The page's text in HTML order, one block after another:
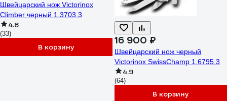
Швейцарский нож Victorinox
Climber черный 1.3703.3
4.8
(33)
В корзину
16 900 ₽
Швейцарский нож черный
Victorinox SwissChamp 1.6795.3
4.9
(64)
В корзину